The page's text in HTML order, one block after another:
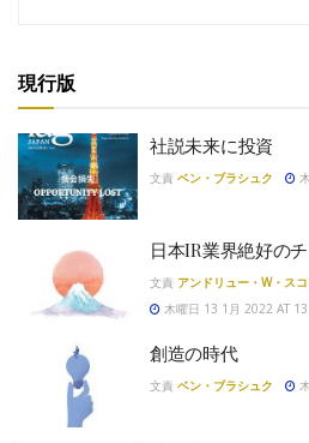
現行版
社説未来に投資
文責 ベン・ブラシュク
日本IR業界絶好の
文責 アンドリュー・W・スコ
木曜日 13 1月 2022 AT
創造の時代
文責 ベン・ブラシュク